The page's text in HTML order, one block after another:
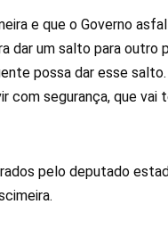
e que o Governo
dar um salto para
possa dar esse
com segurança, que vai
pelo deputado